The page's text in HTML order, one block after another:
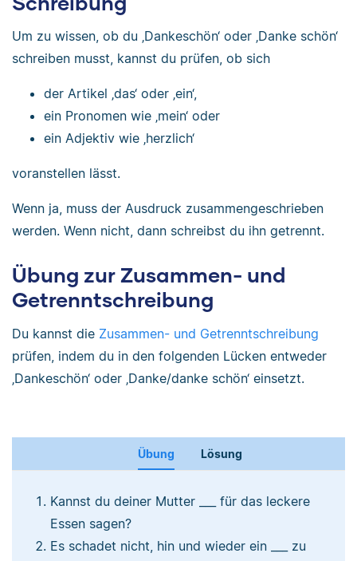
Um zu wissen, ob du ‚Dankeschön‘ oder ‚Danke schön‘
schreiben musst, kannst du prüfen, ob sich
der Artikel ‚das‘ oder ‚ein‘,
ein Pronomen wie ‚mein‘ oder
ein Adjektiv wie ‚herzlich‘
voranstellen lässt.
Wenn ja, muss der Ausdruck zusammengeschrieben
werden. Wenn nicht, dann schreibst du ihn getrennt.
Übung zur Zusammen- und
Getrenntschreibung
Du kannst die Zusammen- und Getrenntschreibung
prüfen, indem du in den folgenden Lücken entweder
‚Dankeschön‘ oder ‚Danke/danke schön‘ einsetzt.
Übung Lösung
Kannst du deiner Mutter ___ für das leckere
Essen sagen?
Es schadet nicht, hin und wieder ein ___ zu